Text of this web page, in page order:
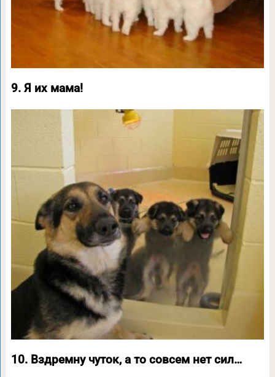
9. Я их мама!
10. Вздремну чуток, а то совсем нет сил…